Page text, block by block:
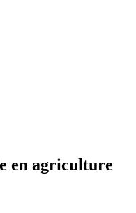
en agriculture